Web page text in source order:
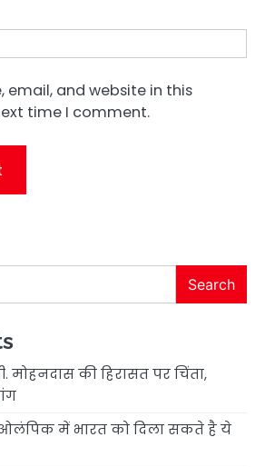
email, and website in this
time I comment.
Search
मोहनदास की हिरासत पर चिंता,
ओलंपिक में भारत को दिला सकते है ये